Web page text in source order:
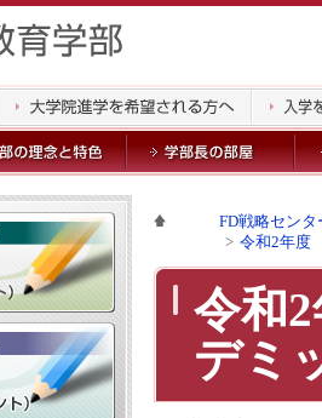
FD戦略センタ
令和2年度
令和
デミ